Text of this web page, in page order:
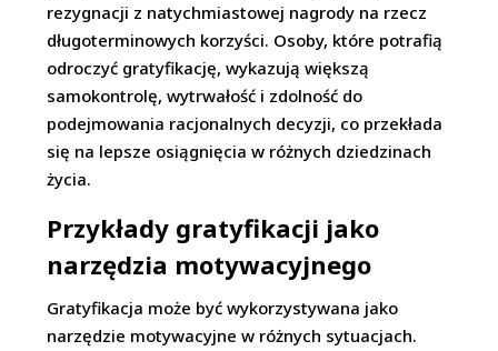
rezygnacji z natychmiastowej nagrody na rzecz
długoterminowych korzyści. Osoby, które potrafią
odroczyć gratyfikację, wykazują większą
samokontrolę, wytrwałość i zdolność do
podejmowania racjonalnych decyzji, co przekłada
się na lepsze osiągnięcia w różnych dziedzinach
życia.
Przykłady gratyfikacji jako
narzędzia motywacyjnego
Gratyfikacja może być wykorzystywana jako
narzędzie motywacyjne w różnych sytuacjach.